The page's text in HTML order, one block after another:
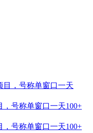
，号称单窗口一天100+
，号称单窗口一天100+